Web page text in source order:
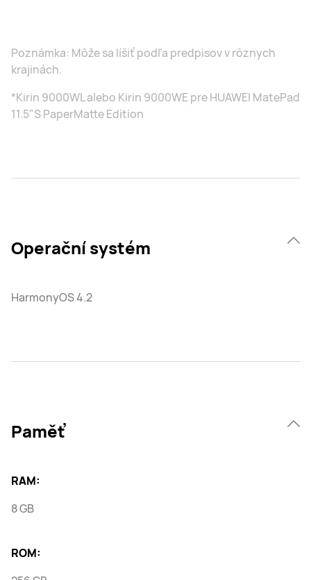
Poznámka: Môže sa líšiť podľa predpisov v rôznych
krajinách.
*Kirin 9000WL alebo Kirin 9000WE pre HUAWEI MatePad
11.5"S PaperMatte Edition
Operační systém
HarmonyOS 4.2
Paměť
RAM:
8 GB
ROM: